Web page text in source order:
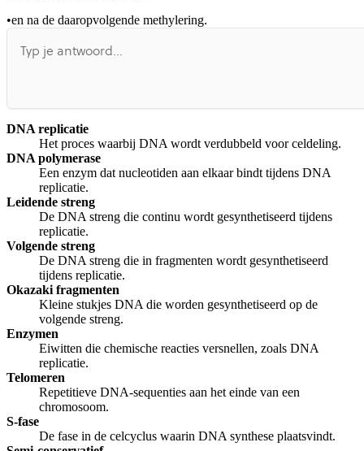
•en na de daaropvolgende methylering.
DNA replicatie
Het proces waarbij DNA wordt verdubbeld voor celdeling.
DNA polymerase
Een enzym dat nucleotiden aan elkaar bindt tijdens DNA
replicatie.
Leidende streng
De DNA streng die continu wordt gesynthetiseerd tijdens
replicatie.
Volgende streng
De DNA streng die in fragmenten wordt gesynthetiseerd
tijdens replicatie.
Okazaki fragmenten
Kleine stukjes DNA die worden gesynthetiseerd op de
volgende streng.
Enzymen
Eiwitten die chemische reacties versnellen, zoals DNA
replicatie.
Telomeren
Repetitieve DNA-sequenties aan het einde van een
chromosoom.
S-fase
De fase in de celcyclus waarin DNA synthese plaatsvindt.